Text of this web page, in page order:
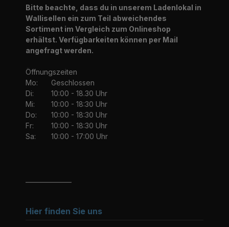
Bitte beachte, dass du in unserem Ladenlokal in
Wallisellen ein zum Teil abweichendes
Sortiment im Vergleich zum Onlineshop
erhältst. Verfügbarkeiten können per Mail
angefragt werden.
Öffnungszeiten
Mo:
Geschlossen
Di:
10:00 - 18.30 Uhr
Mi:
10:00 - 18:30 Uhr
Do:
10:00 - 18:30 Uhr
Fr:
10:00 - 18:30 Uhr
Sa:
10:00 - 17:00 Uhr
Hier finden Sie uns